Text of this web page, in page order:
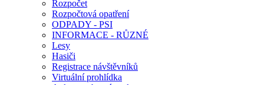
Rozpočet
Rozpočtová opatření
ODPADY - PSI
INFORMACE - RŮZNÉ
Lesy
Hasiči
Registrace návštěvníků
Virtuální prohlídka